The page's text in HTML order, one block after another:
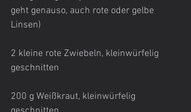
geht genauso, auch rote oder gelbe
Linsen)
2 kleine rote Zwiebeln, kleinwürfelig
geschnitten
200 g Weißkraut, kleinwürfelig